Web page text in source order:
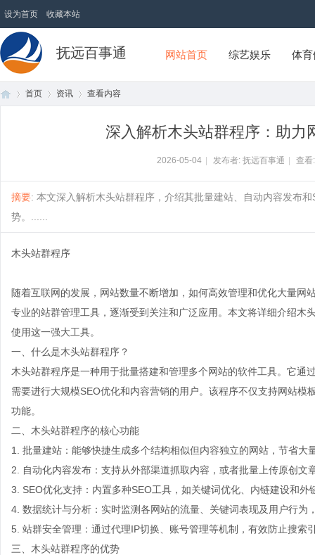
设为首页 收藏本站
抚远百事通 网站首页 综艺娱乐 体
首页 资讯 查看内容
深入解析木头站群程序：助力
2026-05-04 发布者: 抚远百事通 查
摘要: 本文深入解析木头站群程序，介绍其批量建站、自动内容发布
势。......
木头站群程序
随着互联网的发展，网站数量不断增加，如何高效管理和优化大量
专业的站群管理工具，逐渐受到关注和广泛应用。本文将详细介绍木
使用这一强大工具。
一、什么是木头站群程序？
木头站群程序是一种用于批量搭建和管理多个网站的软件工具。它
需要进行大规模SEO优化和内容营销的用户。该程序不仅支持网站
功能。
二、木头站群程序的核心功能
1. 批量建站：能够快捷生成多个结构相似但内容独立的网站，节省大
2. 自动化内容发布：支持从外部渠道抓取内容，或者批量上传原创文
3. SEO优化支持：内置多种SEO工具，如关键词优化、内链建设和
4. 数据统计与分析：实时监测各网站的流量、关键词表现及用户行为
5. 站群安全管理：通过代理IP切换、账号管理等机制，有效防止搜索
三、木头站群程序的优势